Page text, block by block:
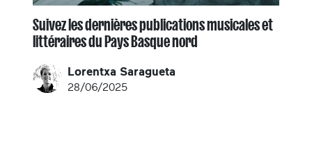
Suivez les dernières publications musicales et
littéraires du Pays Basque nord
Lorentxa Saragueta
28/06/2025